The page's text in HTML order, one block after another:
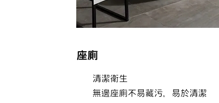
座廁
清潔衛生
無邊座廁不易藏污，易於清潔